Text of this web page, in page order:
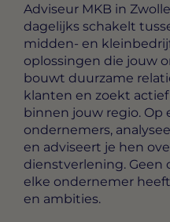
Adviseur MKB in Zwolle
dagelijks schakelt
midden- en
oplossingen die jouw
bouwt duurzame
klanten en zoekt
binnen jouw regio. Op
ondernemers,
en adviseert je hen
dienstverlening. Geen
elke ondernemer
en ambities.